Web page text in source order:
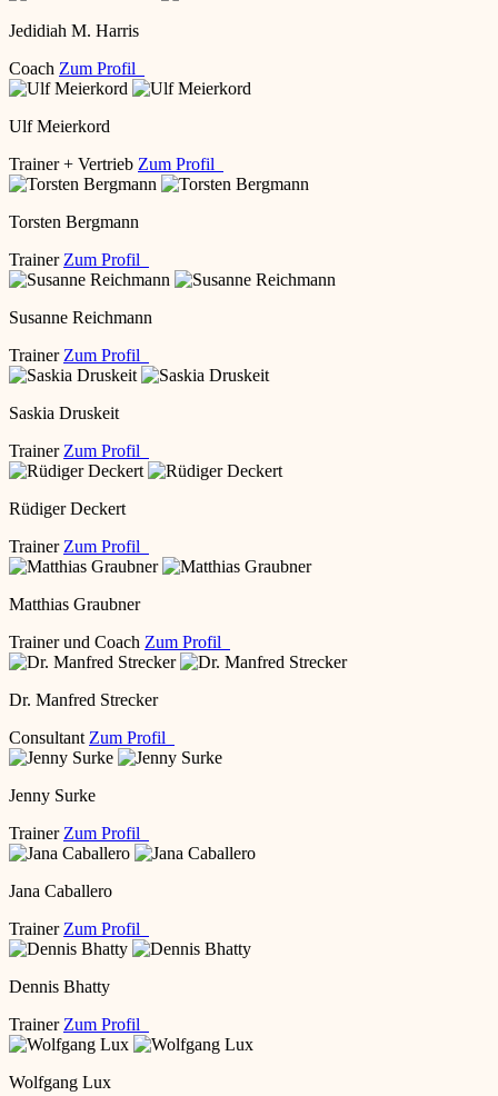
Jedidiah M. Harris
Coach Zum Profil
Ulf Meierkord
Trainer + Vertrieb Zum Profil
Torsten Bergmann
Trainer Zum Profil
Susanne Reichmann
Trainer Zum Profil
Saskia Druskeit
Trainer Zum Profil
Rüdiger Deckert
Trainer Zum Profil
Matthias Graubner
Trainer und Coach Zum Profil
Dr. Manfred Strecker
Consultant Zum Profil
Jenny Surke
Trainer Zum Profil
Jana Caballero
Trainer Zum Profil
Dennis Bhatty
Trainer Zum Profil
Wolfgang Lux